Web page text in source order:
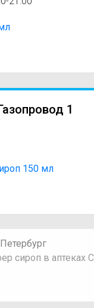
1
150 мл
сироп в аптеках